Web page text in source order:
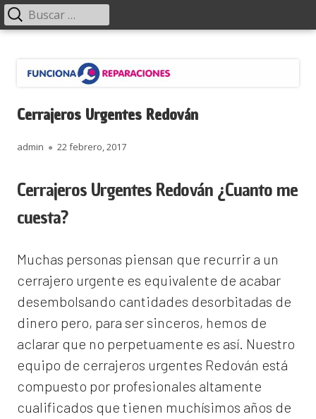
contenido
Menú
principal Buscar:
Cerrajeros Urgentes Redován
Autor
admin
Publicado
22 febrero, 2017
Cerrajeros Urgentes Redován ¿Cuanto me
cuesta?
Muchas personas piensan que recurrir a un
cerrajero urgente es equivalente de acabar
desembolsando cantidades desorbitadas de
dinero pero, para ser sinceros, hemos de
aclarar que no perpetuamente es así. Nuestro
equipo de cerrajeros urgentes Redován está
compuesto por profesionales altamente
cualificados que tienen muchísimos años de